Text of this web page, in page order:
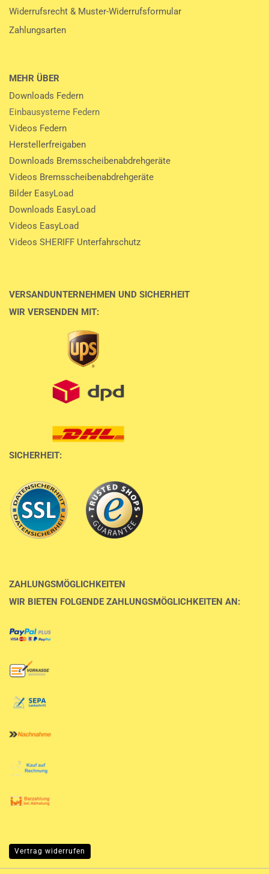
Widerrufsrecht & Muster-Widerrufsformular
Zahlungsarten
MEHR ÜBER
Downloads Federn
Einbausysteme Federn
Videos Federn
Herstellerfreigaben
Downloads Bremsscheibenabdrehgeräte
Videos Bremsscheibenabdrehgeräte
Bilder EasyLoad
Downloads EasyLoad
Videos EasyLoad
Videos SHERIFF Unterfahrschutz
VERSANDUNTERNEHMEN UND SICHERHEIT
WIR VERSENDEN MIT:
SICHERHEIT:
ZAHLUNGSMÖGLICHKEITEN
WIR BIETEN FOLGENDE ZAHLUNGSMÖGLICHKEITEN AN:
Vertrag widerrufen